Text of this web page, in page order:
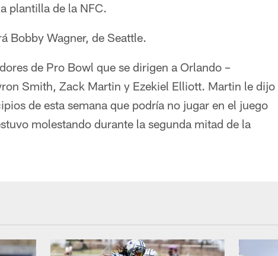
plantilla de la NFC.
Bobby Wagner, de Seattle.
de Pro Bowl que se dirigen a Orlando –
Smith, Zack Martin y Ezekiel Elliott. Martin le dijo
de esta semana que podría no jugar en el juego
molestando durante la segunda mitad de la